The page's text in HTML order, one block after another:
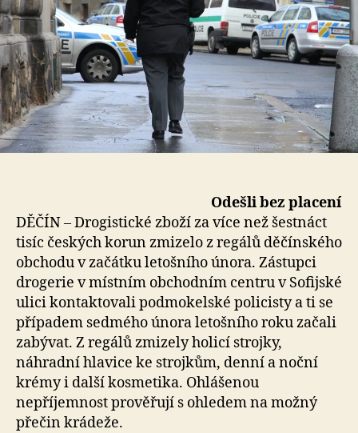
Odešli bez placení
DĚČÍN – Drogistické zboží za více než šestnáct
tisíc českých korun zmizelo z regálů děčínského
obchodu v začátku letošního února. Zástupci
drogerie v místním obchodním centru v Sofijské
ulici kontaktovali podmokelské policisty a ti se
případem sedmého února letošního roku začali
zabývat. Z regálů zmizely holicí strojky,
náhradní hlavice ke strojkům, denní a noční
krémy i další kosmetika. Ohlášenou
nepříjemnost prověřují s ohledem na možný
přečin krádeže.